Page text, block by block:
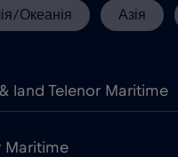
Океанія Азія
land Telenor Maritime
Maritime